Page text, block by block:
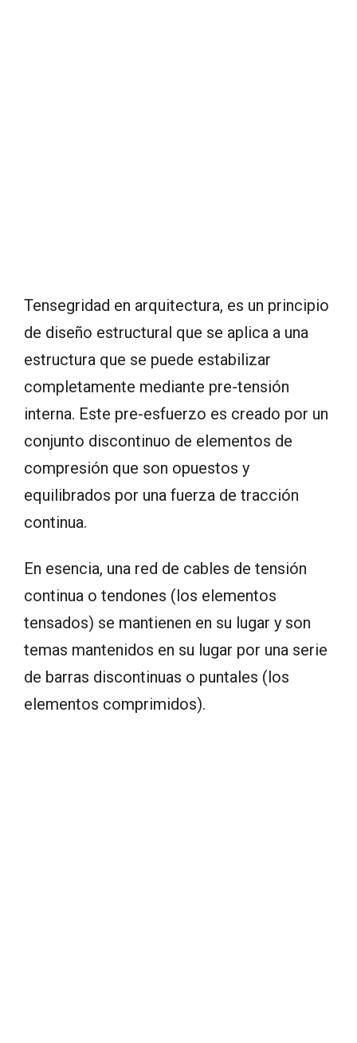
Tensegridad en arquitectura, es un principio
de diseño estructural que se aplica a una
estructura que se puede estabilizar
completamente mediante pre-tensión
interna. Este pre-esfuerzo es creado por un
conjunto discontinuo de elementos de
compresión que son opuestos y
equilibrados por una fuerza de tracción
continua.
En esencia, una red de cables de tensión
continua o tendones (los elementos
tensados) se mantienen en su lugar y son
temas mantenidos en su lugar por una serie
de barras discontinuas o puntales (los
elementos comprimidos).